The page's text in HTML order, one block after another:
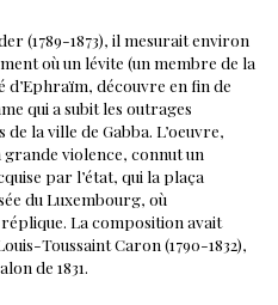
(1789-1873), il mesurait environ
où un lévite (un membre de la
découvre en fin de
qui a subit les outrages
la ville de Gabba. L’oeuvre,
violence, connut un
par l’état, qui la plaça
du Luxembourg, où
La composition avait
Toussaint Caron (1790-1832),
de 1831.